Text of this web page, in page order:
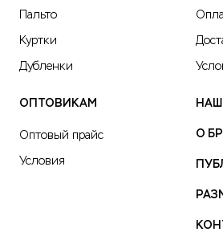
Пальто
Куртки
Дубленки
ОПТОВИКАМ
Оптовый прайс
Условия
О